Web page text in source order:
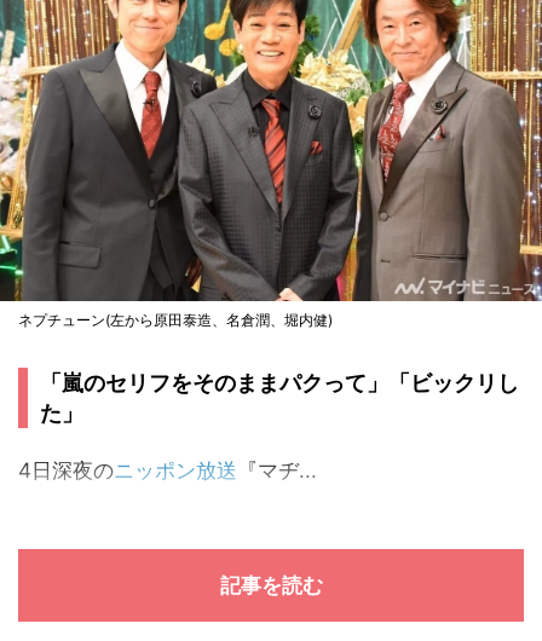
ネプチューン(左から原田泰造、名倉潤、堀内健)
「嵐のセリフをそのままパクって」「ビックリし
た」
4日深夜のニッポン放送 『マヂ...
記事を読む